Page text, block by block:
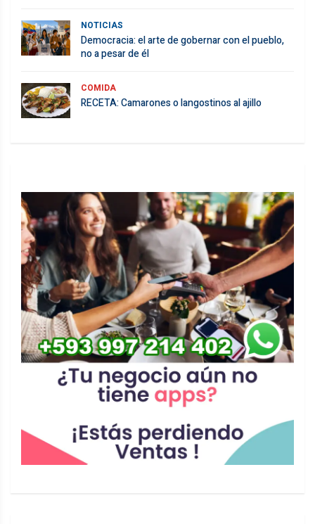
NOTICIAS
Democracia: el arte de gobernar con el pueblo,
no a pesar de él
COMIDA
RECETA: Camarones o langostinos al ajillo